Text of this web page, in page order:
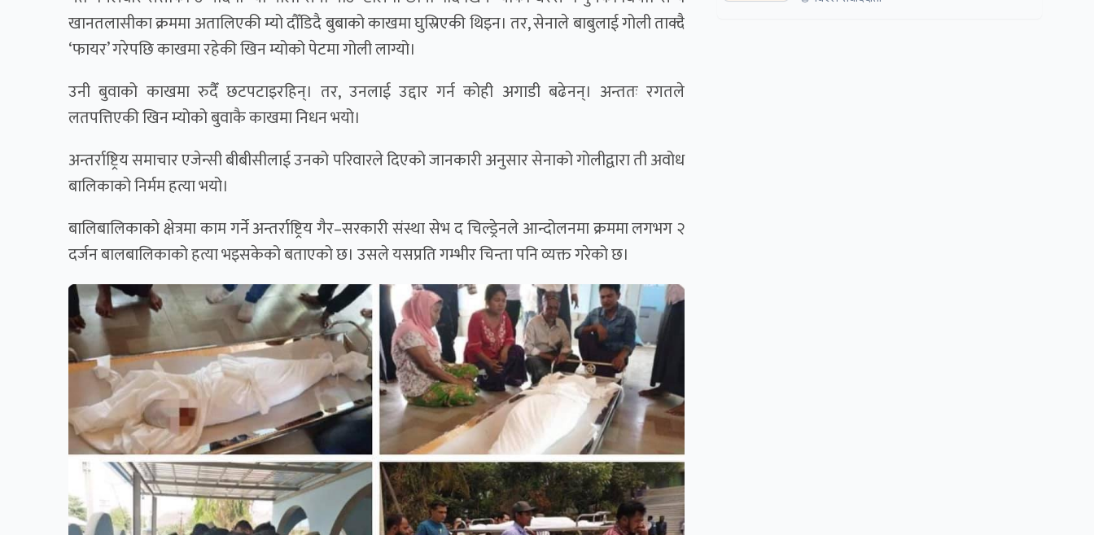
खानतलासीका क्रममा अतालिएकी म्यो दौँडिदै बुबाको काखमा घुस्रिएकी थिइन। तर, सेनाले बाबुलाई गोली ताक्दै
‘फायर’ गरेपछि काखमा रहेकी खिन म्योको पेटमा गोली लाग्यो।
उनी बुवाको काखमा रुदैँ छटपटाइरहिन्। तर, उनलाई उद्दार गर्न कोही अगाडी बढेनन्। अन्ततः रगतले
लतपत्तिएकी खिन म्योको बुवाकै काखमा निधन भयो।
अन्तर्राष्ट्रिय समाचार एजेन्सी बीबीसीलाई उनको परिवारले दिएको जानकारी अनुसार सेनाको गोलीद्वारा ती अवोध
बालिकाको निर्मम हत्या भयो।
बालिबालिकाको क्षेत्रमा काम गर्ने अन्तर्राष्ट्रिय गैर–सरकारी संस्था सेभ द चिल्ड्रेनले आन्दोलनमा क्रममा लगभग २
दर्जन बालबालिकाको हत्या भइसकेको बताएको छ। उसले यसप्रति गम्भीर चिन्ता पनि व्यक्त गरेको छ।